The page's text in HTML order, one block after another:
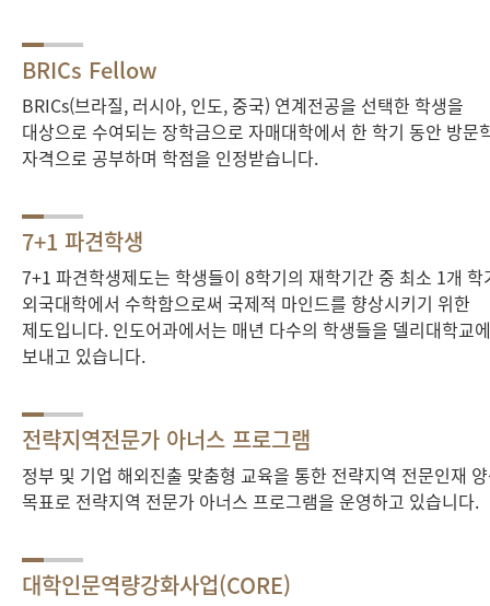
BRICs Fellow
BRICs(브라질, 러시아, 인도, 중국) 연계전공을 선택한 학생을
대상으로 수여되는 장학금으로 자매대학에서 한 학기 동안 방문
자격으로 공부하며 학점을 인정받습니다.
7+1 파견학생
7+1 파견학생제도는 학생들이 8학기의 재학기간 중 최소 1개 학
외국대학에서 수학함으로써 국제적 마인드를 향상시키기 위한
제도입니다. 인도어과에서는 매년 다수의 학생들을 델리대학교에
보내고 있습니다.
전략지역전문가 아너스 프로그램
정부 및 기업 해외진출 맞춤형 교육을 통한 전략지역 전문인재
목표로 전략지역 전문가 아너스 프로그램을 운영하고 있습니다.
대학인문역량강화사업(CORE)